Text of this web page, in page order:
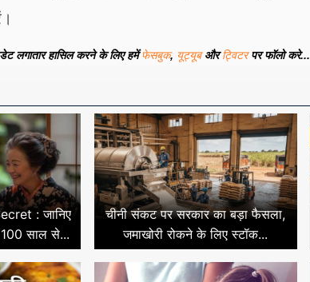
हासिल करने के लिए हमेंफेसबुक, यूट्यूबऔरट्विटरपर फॉलो करे...
: जानिए
साल से...
चीनी संकट पर सरकार का बड़ा फैसला,
जमाखोरी रोकने के लिए स्टॉक...